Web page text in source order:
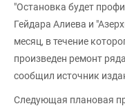
"Остановка будет
Гейдара Алиева и
месяц, в течение
произведен ремонт
сообщил источник
Следующая плановая